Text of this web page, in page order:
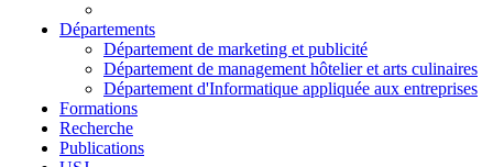
Départements
Département de marketing et publicité
Département de management hôtelier et arts culinaires
Département d'Informatique appliquée aux entreprises
Formations
Recherche
Publications